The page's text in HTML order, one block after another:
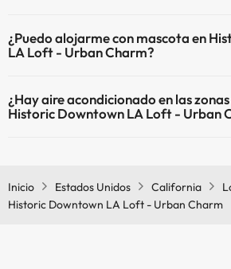
¿Puedo alojarme con mascota en
LA Loft - Urban Charm?
mascotas.
¿Hay aire acondicionado en las
Historic Downtown LA Loft - Urban
Inicio
Estados Unidos California
Historic Downtown LA Loft - Urban Charm